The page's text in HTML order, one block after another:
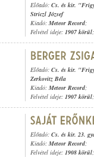
Előadó: Cs. és kir.
Striczl József
Kiadó: Meteor Record;
Felvétel ideje: 1907 körül
Előadó: Cs. és kir.
Zerkovitz Béla
Kiadó: Meteor Record;
Felvétel ideje: 1907 körül
Előadó: Cs. és kir. 23.
Kiadó: Meteor Record;
Felvétel ideje: 1908 körül